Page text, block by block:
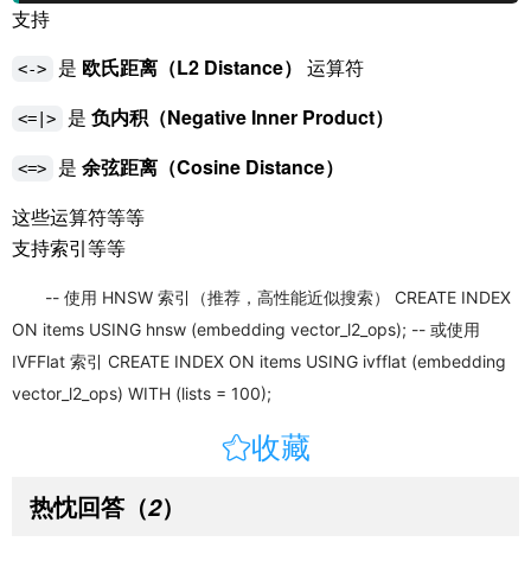
支持
<-> 是 欧氏距离（L2 Distance） 运算符
<=|> 是 负内积（Negative Inner Product）
<=> 是 余弦距离（Cosine Distance）
这些运算符等等
支持索引等等
-- 使用 HNSW 索引（推荐，高性能近似搜索） CREATE INDEX
ON items USING hnsw (embedding vector_l2_ops); -- 或使用
IVFFlat 索引 CREATE INDEX ON items USING ivfflat (embedding
vector_l2_ops) WITH (lists = 100);
收藏
热忱回答 （2）